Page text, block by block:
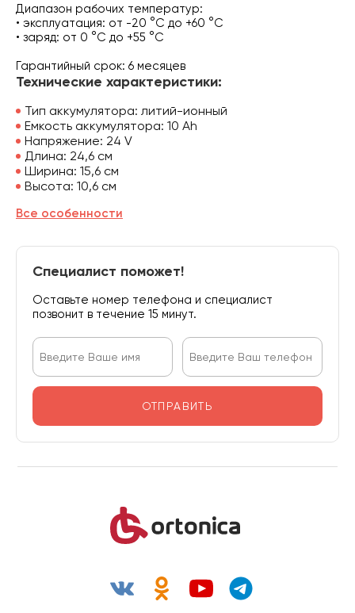
Диапазон рабочих температур:
• эксплуатация: от -20 °C до +60 °C
• заряд: от 0 °C до +55 °C
Гарантийный срок: 6 месяцев
Технические характеристики:
Тип аккумулятора: литий-ионный
Емкость аккумулятора: 10 Аh
Напряжение: 24 V
Длина: 24,6 см
Ширина: 15,6 см
Высота: 10,6 см
Все особенности
Специалист поможет!
Оставьте номер телефона и специалист
позвонит в течение 15 минут.
ОТПРАВИТЬ